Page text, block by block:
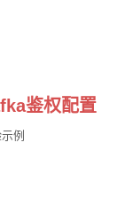
鉴权配置
例